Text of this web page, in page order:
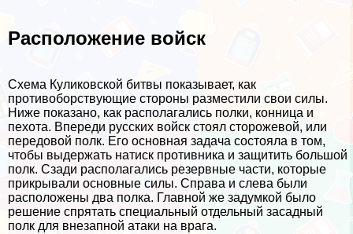
Расположение войск
Схема Куликовской битвы показывает, как
противоборствующие стороны разместили свои силы.
Ниже показано, как располагались полки, конница и
пехота. Впереди русских войск стоял сторожевой, или
передовой полк. Его основная задача состояла в том,
чтобы выдержать натиск противника и защитить большой
полк. Сзади располагались резервные части, которые
прикрывали основные силы. Справа и слева были
расположены два полка. Главной же задумкой было
решение спрятать специальный отдельный засадный
полк для внезапной атаки на врага.